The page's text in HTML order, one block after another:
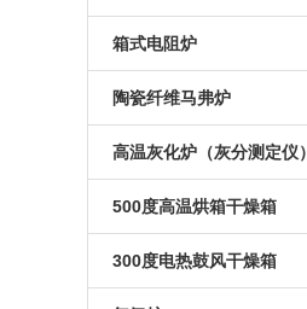
高温马弗炉
箱式马弗炉
节能马弗炉
工业马弗炉
一体马弗炉
箱式预热炉
智能高温炉
工业高温炉
箱式高温炉
高温实验炉
箱式电阻炉
高温箱式炉
智能箱式炉
箱式沾火炉
高温箱式电阻炉
陶瓷纤维马弗炉
氧化锆烧结炉
陶瓷纤维箱式炉
陶瓷纤维高温炉
高温灰化炉（灰分测定仪）
高温灰化炉
灰分测定仪
500度高温烘箱干燥箱
500度高温烘箱
300度电热鼓风干燥箱